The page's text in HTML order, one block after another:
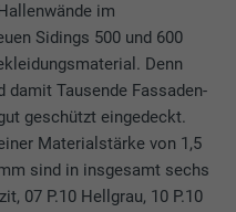
im
Sidings 500 und 600
Denn
damit Tausende Fassaden-
geschützt eingedeckt.
Materialstärke von 1,5
sind in insgesamt sechs
07 P.10 Hellgrau, 10 P.10